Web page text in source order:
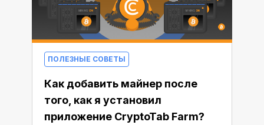
ПОЛЕЗНЫЕ СОВЕТЫ
Как добавить майнер после
того, как я установил
приложение CryptoTab Farm?